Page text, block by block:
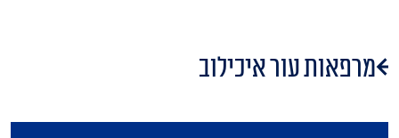
מרפאות עור איכילוב